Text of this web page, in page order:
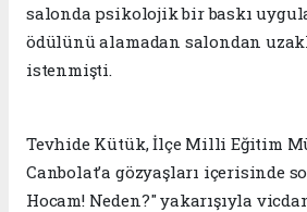
salonda psikolojik bir baskı
ödülünü alamadan salondan
istenmişti.
Tevhide Kütük, İlçe Milli Eğitim
Canbolat’a gözyaşları içerisinde
Hocam! Neden?" yakarışıyla